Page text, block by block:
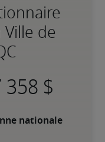
de
nationale